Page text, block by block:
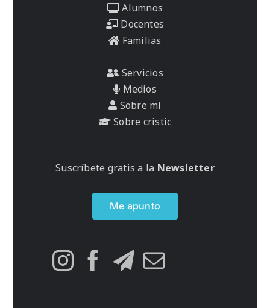
Alumnos
Docentes
Familias
Servicios
Medios
Sobre mí
Sobre cristic
Suscríbete gratis a la Newsletter
Me apunto